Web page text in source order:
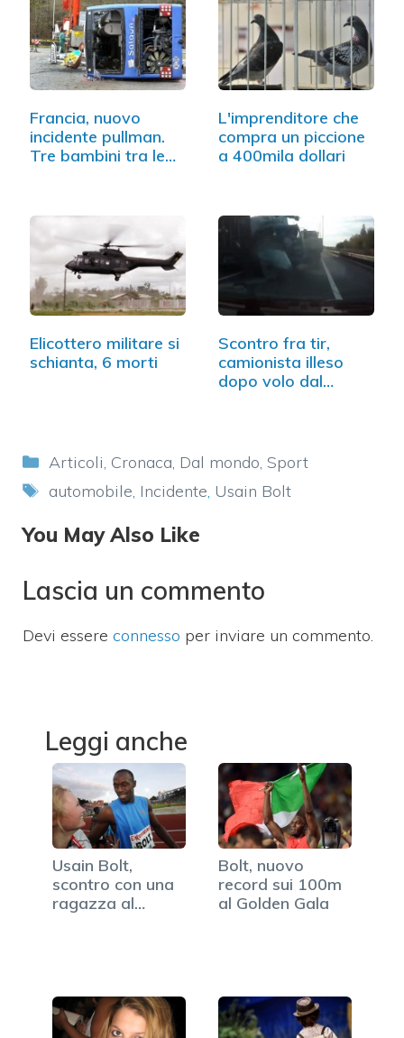
Francia, nuovo
incidente pullman.
Tre bambini tra le
L'imprenditore che
compra un piccione
a 400mila dollari
Elicottero militare si
schianta, 6 morti
Scontro fra tir,
camionista illeso
dopo volo dal
Categorie
Articoli, Cronaca, Dal mondo, Sport
Tag
automobile, Incidente, Usain Bolt
You May Also Like
Lascia un commento
Devi essere connesso per inviare un commento.
Leggi anche
Usain Bolt,
scontro con una
ragazza al
Bolt, nuovo
record sui 100m
al Golden Gala